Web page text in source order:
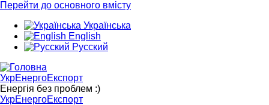
Перейти до основного вмісту
Українська
English
Русский
УкрЕнергоЕкспорт
Енергія без проблем :)
УкрЕнергоЕкспорт